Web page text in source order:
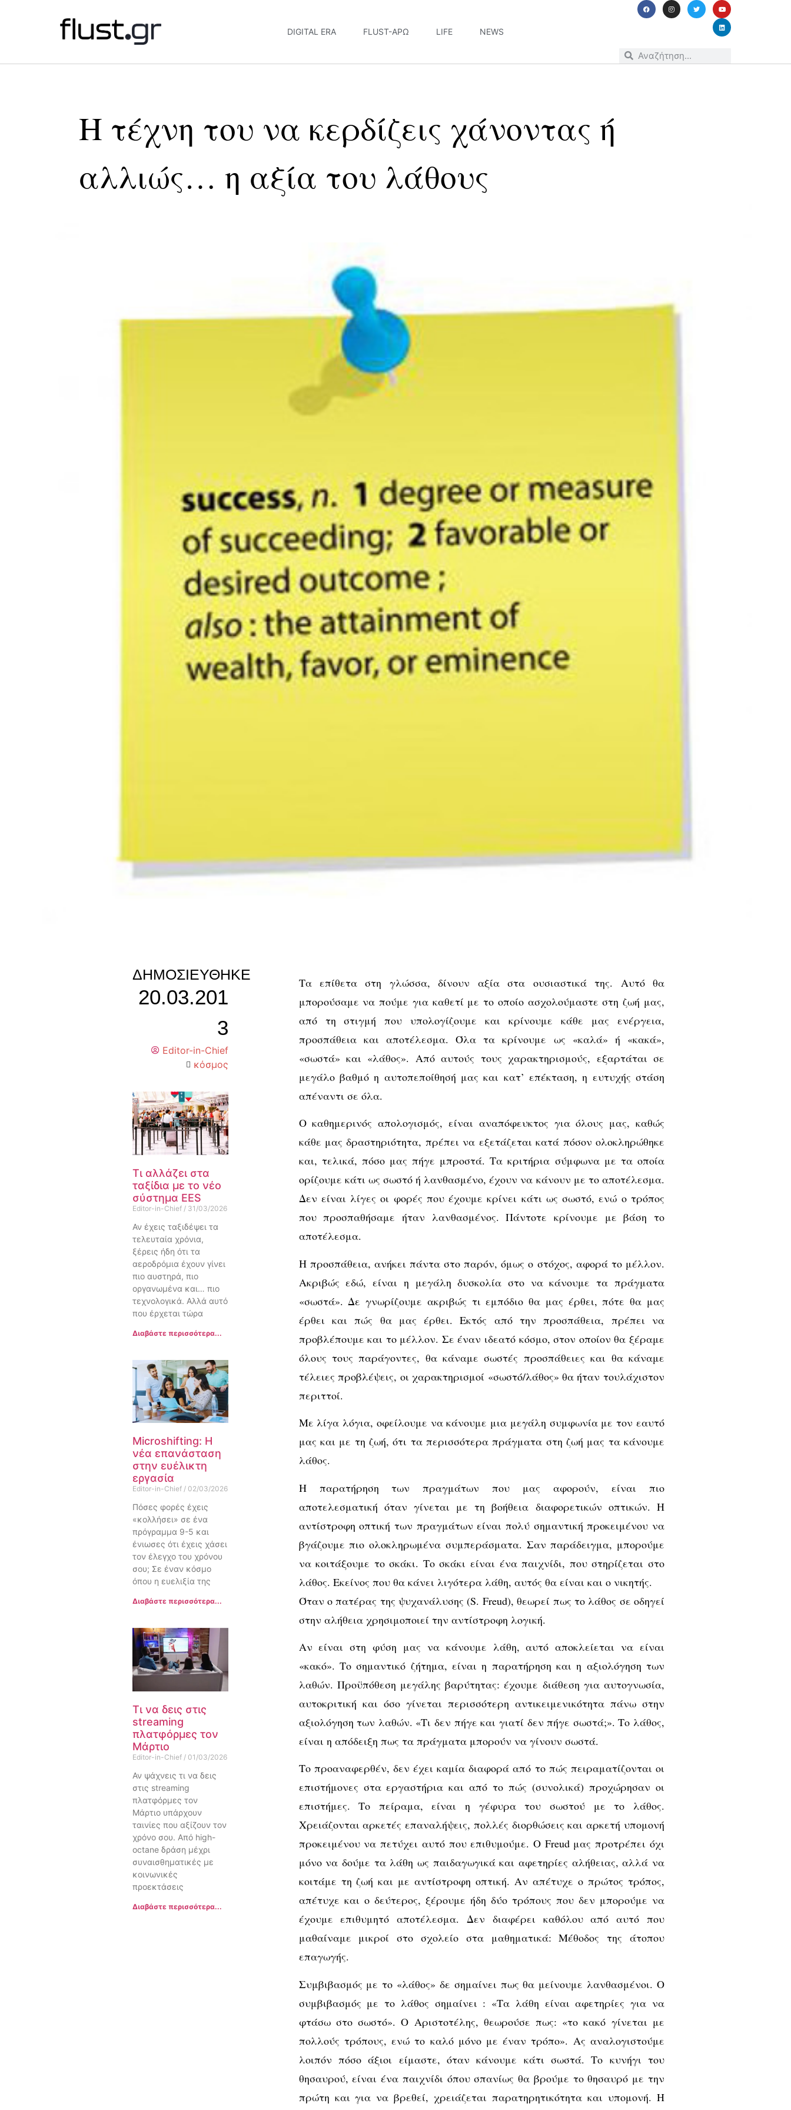
DIGITAL ERA FLUST-ΆΡΩ LIFE NEWS
Η τέχνη του να κερδίζεις χάνοντας ή
αλλιώς… η αξία του λάθους
ΔΗΜΟΣΙΕΎΘΗΚΕ
20.03.201
3
Editor-in-Chief
κόσμος
Τι αλλάζει στα
ταξίδια με το νέο
σύστημα EES
Editor-in-Chief 31/03/2026
Αν έχεις ταξιδέψει τα
τελευταία χρόνια,
ξέρεις ήδη ότι τα
αεροδρόμια έχουν γίνει
πιο αυστηρά, πιο
οργανωμένα και… πιο
τεχνολογικά. Αλλά αυτό
που έρχεται τώρα
Διαβάστε περισσότερα...
Microshifting: Η
νέα επανάσταση
στην ευέλικτη
εργασία
Editor-in-Chief 02/03/2026
Πόσες φορές έχεις
«κολλήσει» σε ένα
πρόγραμμα 9-5 και
ένιωσες ότι έχεις χάσει
τον έλεγχο του χρόνου
σου; Σε έναν κόσμο
όπου η ευελιξία της
Διαβάστε περισσότερα...
Τι να δεις στις
streaming
πλατφόρμες τον
Μάρτιο
Editor-in-Chief 01/03/2026
Αν ψάχνεις τι να δεις
στις streaming
πλατφόρμες τον
Μάρτιο υπάρχουν
ταινίες που αξίζουν τον
χρόνο σου. Από high-
octane δράση μέχρι
συναισθηματικές με
κοινωνικές
προεκτάσεις
Διαβάστε περισσότερα...
Τα επίθετα στη γλώσσα, δίνουν αξία στα ουσιαστικά της. Αυτό θα
μπορούσαμε να πούμε για καθετί με το οποίο ασχολούμαστε στη ζωή μας,
από τη στιγμή που υπολογίζουμε και κρίνουμε κάθε μας ενέργεια,
προσπάθεια και αποτέλεσμα. Όλα τα κρίνουμε ως «καλά» ή «κακά»,
«σωστά» και «λάθος». Από αυτούς τους χαρακτηρισμούς, εξαρτάται σε
μεγάλο βαθμό η αυτοπεποίθησή μας και κατ’ επέκταση, η ευτυχής στάση
απέναντι σε όλα.
Ο καθημερινός απολογισμός, είναι αναπόφευκτος για όλους μας, καθώς
κάθε μας δραστηριότητα, πρέπει να εξετάζεται κατά πόσον ολοκληρώθηκε
και, τελικά, πόσο μας πήγε μπροστά. Τα κριτήρια σύμφωνα με τα οποία
ορίζουμε κάτι ως σωστό ή λανθασμένο, έχουν να κάνουν με το αποτέλεσμα.
Δεν είναι λίγες οι φορές που έχουμε κρίνει κάτι ως σωστό, ενώ ο τρόπος
που προσπαθήσαμε ήταν λανθασμένος. Πάντοτε κρίνουμε με βάση το
αποτέλεσμα.
Η προσπάθεια, ανήκει πάντα στο παρόν, όμως ο στόχος, αφορά το μέλλον.
Ακριβώς εδώ, είναι η μεγάλη δυσκολία στο να κάνουμε τα πράγματα
«σωστά». Δε γνωρίζουμε ακριβώς τι εμπόδιο θα μας έρθει, πότε θα μας
έρθει και πώς θα μας έρθει. Εκτός από την προσπάθεια, πρέπει να
προβλέπουμε και το μέλλον. Σε έναν ιδεατό κόσμο, στον οποίον θα ξέραμε
όλους τους παράγοντες, θα κάναμε σωστές προσπάθειες και θα κάναμε
τέλειες προβλέψεις, οι χαρακτηρισμοί «σωστό/λάθος» θα ήταν τουλάχιστον
περιττοί.
Με λίγα λόγια, οφείλουμε να κάνουμε μια μεγάλη συμφωνία με τον εαυτό
μας και με τη ζωή, ότι τα περισσότερα πράγματα στη ζωή μας τα κάνουμε
λάθος.
Η παρατήρηση των πραγμάτων που μας αφορούν, είναι πιο
αποτελεσματική όταν γίνεται με τη βοήθεια διαφορετικών οπτικών. Η
αντίστροφη οπτική των πραγμάτων είναι πολύ σημαντική προκειμένου να
βγάζουμε πιο ολοκληρωμένα συμπεράσματα. Σαν παράδειγμα, μπορούμε
να κοιτάξουμε το σκάκι. Το σκάκι είναι ένα παιχνίδι, που στηρίζεται στο
λάθος. Εκείνος που θα κάνει λιγότερα λάθη, αυτός θα είναι και ο νικητής.
Όταν ο πατέρας της ψυχανάλυσης (S. Freud), θεωρεί πως το λάθος σε οδηγεί
στην αλήθεια χρησιμοποιεί την αντίστροφη λογική.
Αν είναι στη φύση μας να κάνουμε λάθη, αυτό αποκλείεται να είναι
«κακό». Το σημαντικό ζήτημα, είναι η παρατήρηση και η αξιολόγηση των
λαθών. Προϋπόθεση μεγάλης βαρύτητας: έχουμε διάθεση για αυτογνωσία,
αυτοκριτική και όσο γίνεται περισσότερη αντικειμενικότητα πάνω στην
αξιολόγηση των λαθών. «Τι δεν πήγε και γιατί δεν πήγε σωστά;». Το λάθος,
είναι η απόδειξη πως τα πράγματα μπορούν να γίνουν σωστά.
Το προαναφερθέν, δεν έχει καμία διαφορά από το πώς πειραματίζονται οι
επιστήμονες στα εργαστήρια και από το πώς (συνολικά) προχώρησαν οι
επιστήμες. Το πείραμα, είναι η γέφυρα του σωστού με το λάθος.
Χρειάζονται αρκετές επαναλήψεις, πολλές διορθώσεις και αρκετή υπομονή
προκειμένου να πετύχει αυτό που επιθυμούμε. Ο Freud μας προτρέπει όχι
μόνο να δούμε τα λάθη ως παιδαγωγικά και αφετηρίες αλήθειας, αλλά να
κοιτάμε τη ζωή και με αντίστροφη οπτική. Αν απέτυχε ο πρώτος τρόπος,
απέτυχε και ο δεύτερος, ξέρουμε ήδη δύο τρόπους που δεν μπορούμε να
έχουμε επιθυμητό αποτέλεσμα. Δεν διαφέρει καθόλου από αυτό που
μαθαίναμε μικροί στο σχολείο στα μαθηματικά: Μέθοδος της άτοπου
επαγωγής.
Συμβιβασμός με το «λάθος» δε σημαίνει πως θα μείνουμε λανθασμένοι. Ο
συμβιβασμός με το λάθος σημαίνει : «Τα λάθη είναι αφετηρίες για να
φτάσω στο σωστό». Ο Αριστοτέλης, θεωρούσε πως: «το κακό γίνεται με
πολλούς τρόπους, ενώ το καλό μόνο με έναν τρόπο». Ας αναλογιστούμε
λοιπόν πόσο άξιοι είμαστε, όταν κάνουμε κάτι σωστά. Το κυνήγι του
θησαυρού, είναι ένα παιχνίδι όπου σπανίως θα βρούμε το θησαυρό με την
πρώτη και για να βρεθεί, χρειάζεται παρατηρητικότητα και υπομονή. Η